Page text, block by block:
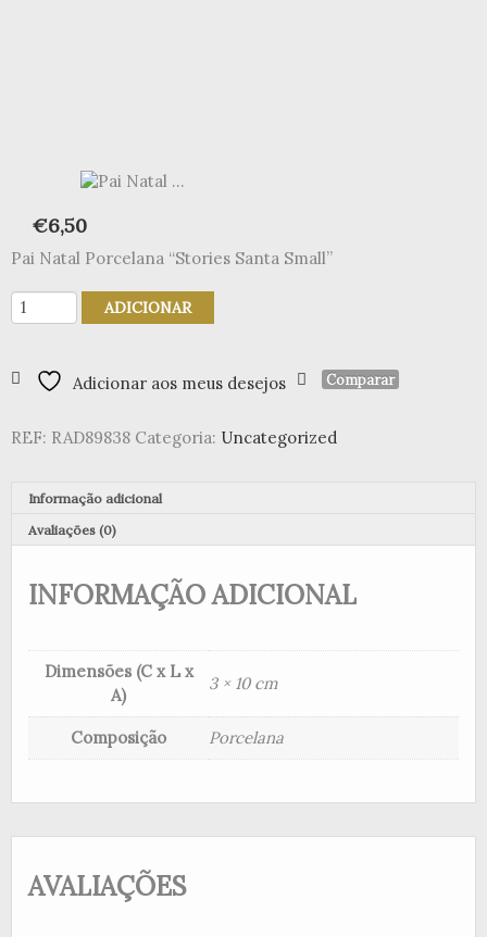
€6,50
Pai Natal Porcelana “Stories Santa Small”
Quantidade
de
"Stories
Small"
ADICIONAR
Adicionar aos meus desejos Comparar
REF: RAD89838 Categoria: Uncategorized
Informação adicional
Avaliações (0)
INFORMAÇÃO ADICIONAL
Dimensões (C x L x
A)
3 × 10 cm
Composição Porcelana
AVALIAÇÕES